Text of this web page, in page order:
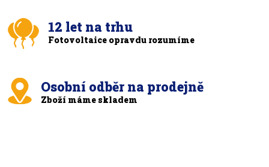
12 let na trhu
Fotovoltaice opravdu rozumíme
Osobní odběr na prodejně
Zboží máme skladem